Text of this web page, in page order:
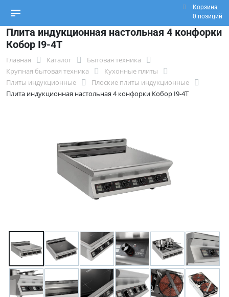
Корзина
0 позиций
Плита индукционная настольная 4 конфорки
Кобор I9-4T
Главная Каталог
Бытовая техника
Крупная бытовая техника
Кухонные плиты
Плиты индукционные
Плоские плиты индукционные
Плита индукционная настольная 4 конфорки Кобор I9-4T